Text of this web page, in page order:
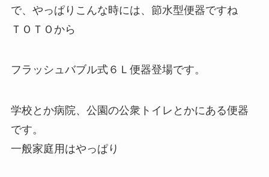
で、やっぱりこんな時には、節水型便器ですね
ＴＯＴＯから
フラッシュバブル式６Ｌ便器登場です。
学校とか病院、公園の公衆トイレとかにある便器
です。
一般家庭用はやっぱり